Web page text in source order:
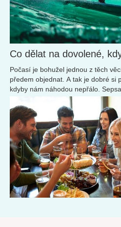
Co dělat na dovolené,
Počasí je bohužel jednou z těch
předem objednat. A tak je dobré si
kdyby nám náhodou nepřálo.
užít dovolenou i tak.